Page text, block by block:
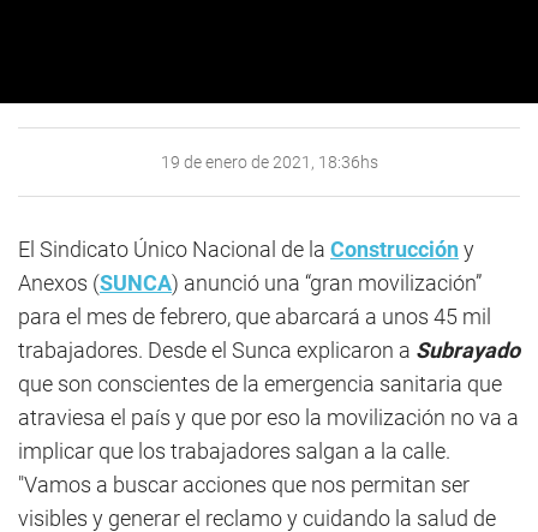
19 de enero de 2021, 18:36hs
El Sindicato Único Nacional de la Construccióny
Anexos (SUNCA) anunció una “gran movilización”
para el mes de febrero, que abarcará a unos 45 mil
trabajadores. Desde el Sunca explicaron a Subrayado
que son conscientes de la emergencia sanitaria que
atraviesa el país y que por eso la movilización no va a
implicar que los trabajadores salgan a la calle.
"Vamos a buscar acciones que nos permitan ser
visibles y generar el reclamo y cuidando la salud de